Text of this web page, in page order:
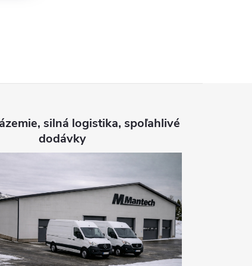
silná logistika, spoľahlivé
dodávky